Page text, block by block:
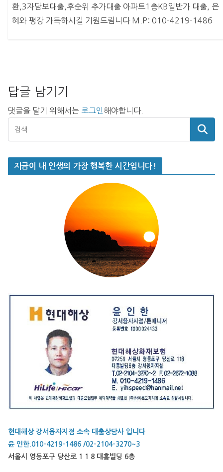
환,3자담보대출,후순위 추가대출 아파트1층KB일반가 대출, 은
혜와 평강 가득하시길 기원드림니다 M.P: 010-4219-1486
답글 남기기
댓글을 달기 위해서는 로그인 해야합니다.
지금이 내 인생의 가장 행복한 시간입니다!
현대해상 강서융자지점 소속 대출상담사 입니다
윤 인한.010-4219-1486 /02-2104-3270~3
서울시 영등포구 당산로 1 1 8 대흥빌딩 6층